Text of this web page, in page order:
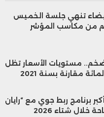
تنهي جلسة الخميس
من مكاسب المؤشر
مستويات الأسعار تظل
برنامج ربط جوي مع “رايان
خلال شتاء 2026